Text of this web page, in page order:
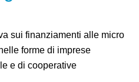
bando Isi
sui finanziamenti alle
nelle forme di